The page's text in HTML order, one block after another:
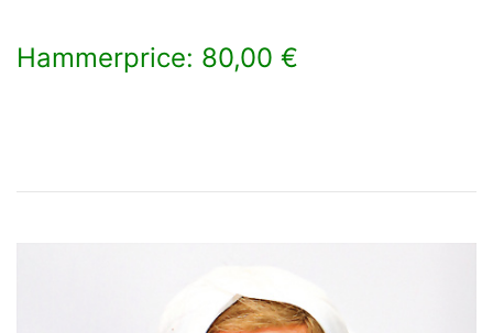
Hammerprice: 80,00 €